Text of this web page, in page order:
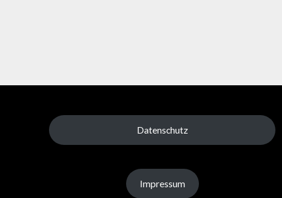
Datenschutz
Impressum